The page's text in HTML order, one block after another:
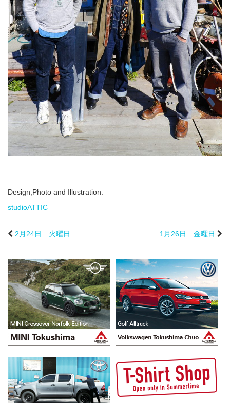
Design,Photo and Illustration.
studioATTIC
2月24日 火曜日 1月26日 金曜日